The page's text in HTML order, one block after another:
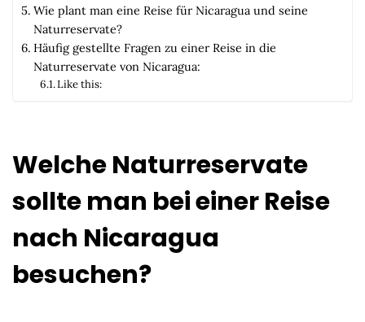
Wie plant man eine Reise für Nicaragua und seine
Naturreservate?
Häufig gestellte Fragen zu einer Reise in die
Naturreservate von Nicaragua:
Like this:
Welche Naturreservate
sollte man bei einer Reise
nach Nicaragua
besuchen?